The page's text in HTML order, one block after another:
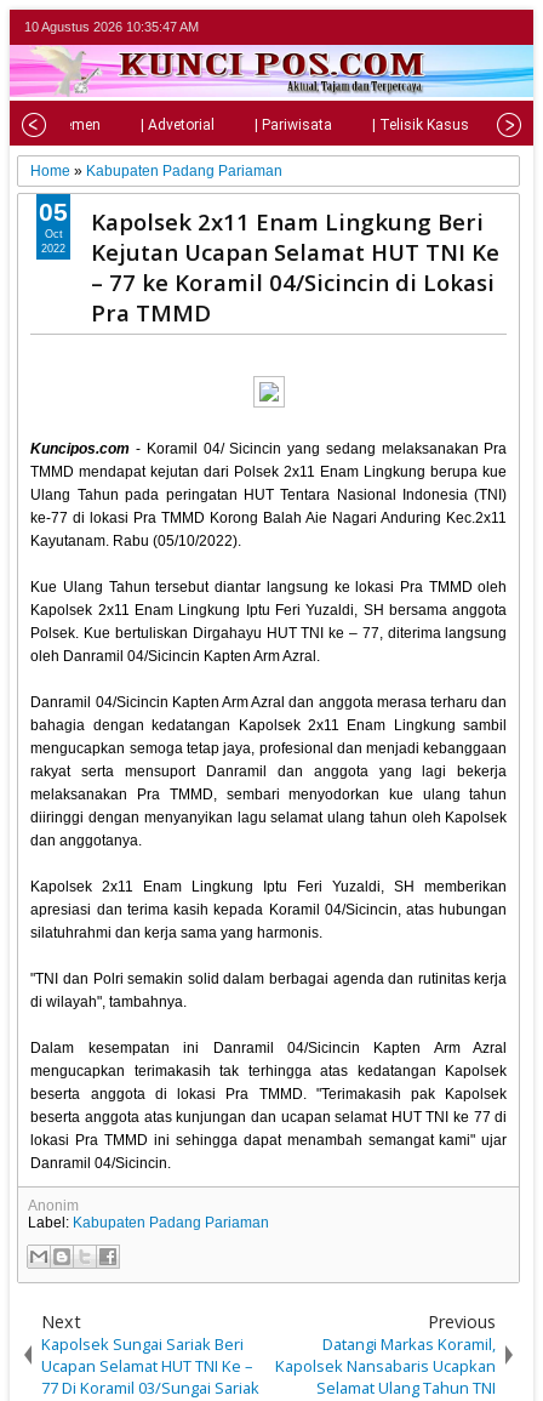
10 Agustus 2026 10:35:48 AM
| Parlemen | Advetorial | Pariwisata | Telisik Kasus |
Home » Kabupaten Padang Pariaman
Kapolsek 2x11 Enam Lingkung Beri
Kejutan Ucapan Selamat HUT TNI Ke
– 77 ke Koramil 04/Sicincin di Lokasi
Pra TMMD
Kuncipos.com - Koramil 04/ Sicincin yang sedang melaksanakan Pra
TMMD mendapat kejutan dari Polsek 2x11 Enam Lingkung berupa kue
Ulang Tahun pada peringatan HUT Tentara Nasional Indonesia (TNI)
ke-77 di lokasi Pra TMMD Korong Balah Aie Nagari Anduring Kec.2x11
Kayutanam. Rabu (05/10/2022).
Kue Ulang Tahun tersebut diantar langsung ke lokasi Pra TMMD oleh
Kapolsek 2x11 Enam Lingkung Iptu Feri Yuzaldi, SH bersama anggota
Polsek. Kue bertuliskan Dirgahayu HUT TNI ke – 77, diterima langsung
oleh Danramil 04/Sicincin Kapten Arm Azral.
Danramil 04/Sicincin Kapten Arm Azral dan anggota merasa terharu dan
bahagia dengan kedatangan Kapolsek 2x11 Enam Lingkung sambil
mengucapkan semoga tetap jaya, profesional dan menjadi kebanggaan
rakyat serta mensuport Danramil dan anggota yang lagi bekerja
melaksanakan Pra TMMD, sembari menyodorkan kue ulang tahun
diiringgi dengan menyanyikan lagu selamat ulang tahun oleh Kapolsek
dan anggotanya.
Kapolsek 2x11 Enam Lingkung Iptu Feri Yuzaldi, SH memberikan
apresiasi dan terima kasih kepada Koramil 04/Sicincin, atas hubungan
silatuhrahmi dan kerja sama yang harmonis.
"TNI dan Polri semakin solid dalam berbagai agenda dan rutinitas kerja
di wilayah", tambahnya.
Dalam kesempatan ini Danramil 04/Sicincin Kapten Arm Azral
mengucapkan terimakasih tak terhingga atas kedatangan Kapolsek
beserta anggota di lokasi Pra TMMD. "Terimakasih pak Kapolsek
beserta anggota atas kunjungan dan ucapan selamat HUT TNI ke 77 di
lokasi Pra TMMD ini sehingga dapat menambah semangat kami" ujar
Danramil 04/Sicincin.
05
Oct
2022
Anonim
Label: Kabupaten Padang Pariaman
Next
Kapolsek Sungai Sariak Beri
Ucapan Selamat HUT TNI Ke –
77 Di Koramil 03/Sungai Sariak
Previous
Datangi Markas Koramil,
Kapolsek Nansabaris Ucapkan
Selamat Ulang Tahun TNI